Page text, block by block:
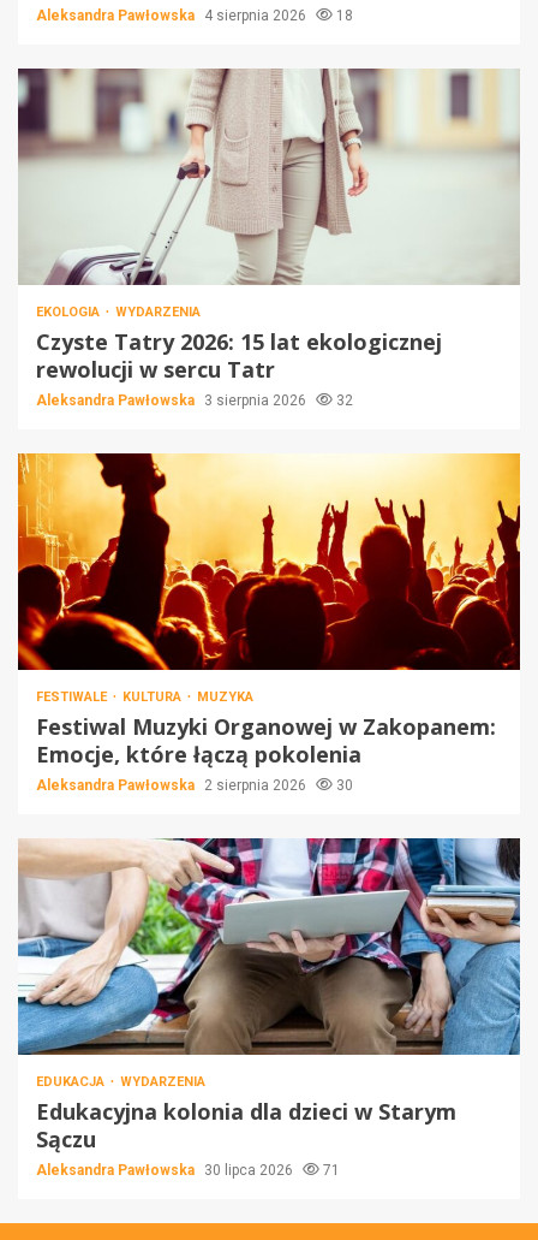
Aleksandra Pawłowska 4 sierpnia 2026 18
EKOLOGIA WYDARZENIA
Czyste Tatry 2026: 15 lat ekologicznej
rewolucji w sercu Tatr
Aleksandra Pawłowska 3 sierpnia 2026 32
FESTIWALE KULTURA MUZYKA
Festiwal Muzyki Organowej w Zakopanem:
Emocje, które łączą pokolenia
Aleksandra Pawłowska 2 sierpnia 2026 30
EDUKACJA WYDARZENIA
Edukacyjna kolonia dla dzieci w Starym
Sączu
Aleksandra Pawłowska 30 lipca 2026 71